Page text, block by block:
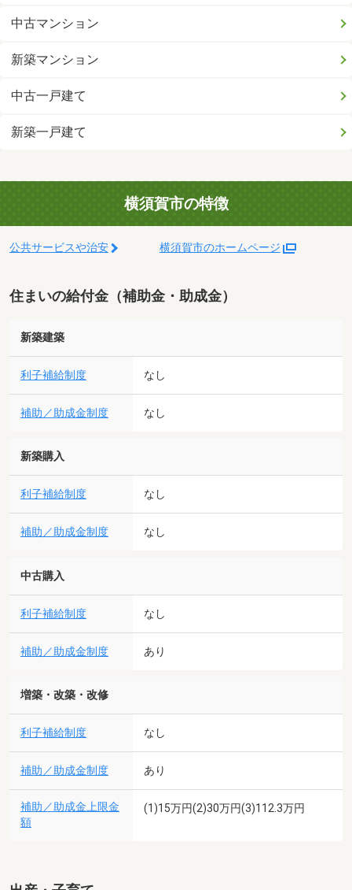
中古マンション
新築マンション
中古一戸建て
新築一戸建て
横須賀市の特徴
公共サービスや治安 横須賀市のホームページ
住まいの給付金（補助金・助成金）
新築建築
利子補給制度 なし
補助／助成金制度 なし
新築購入
利子補給制度 なし
補助／助成金制度 なし
中古購入
利子補給制度 なし
補助／助成金制度 あり
増築・改築・改修
利子補給制度 なし
補助／助成金制度 あり
補助／助成金上限金
額
(1)15万円(2)30万円(3)112.3万円